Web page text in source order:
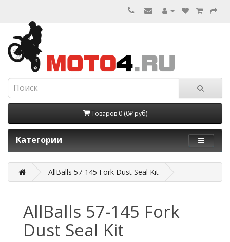
Товаров 0 (0₽ руб)
Категории
AllBalls 57-145 Fork Dust Seal Kit
AllBalls 57-145 Fork
Dust Seal Kit